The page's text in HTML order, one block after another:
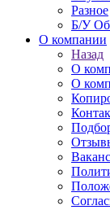
Разное
Б/У
О компании
Назад
О
О